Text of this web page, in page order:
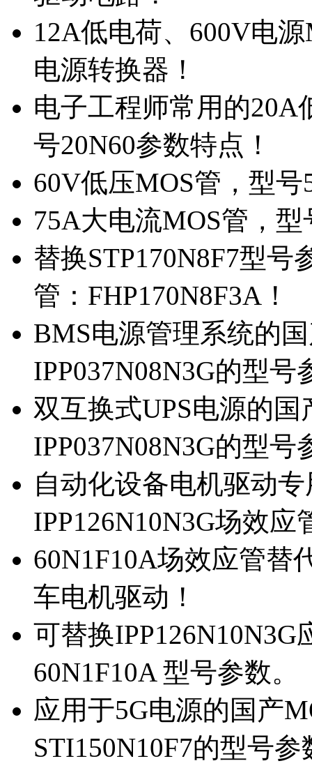
12A低电荷、600V电
电源转换器！
电子工程师常用的20A
号20N60参数特点！
60V低压MOS管，型
75A大电流MOS管，
替换STP170N8F7型
管：FHP170N8F3A！
BMS电源管理系统的
IPP037N08N3G的型号
双互换式UPS电源的
IPP037N08N3G的型号
自动化设备电机驱动
IPP126N10N3G场效应
60N1F10A场效应管替
车电机驱动！
可替换
60N1F10A 型号参数。
应用于5G电源的国产
STI150N10F7的型号参